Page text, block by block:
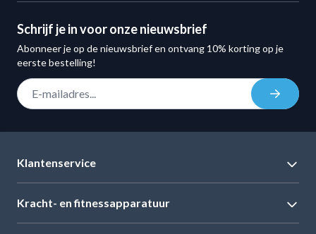
Schrijf je in voor onze nieuwsbrief
Abonneer je op de nieuwsbrief en ontvang 10% korting op je
eerste bestelling!
Klantenservice
Kracht- en fitnessapparatuur